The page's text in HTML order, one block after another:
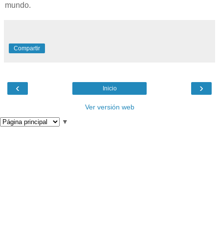
mundo.
Compartir
‹ ›
Inicio
Ver versión web
▼